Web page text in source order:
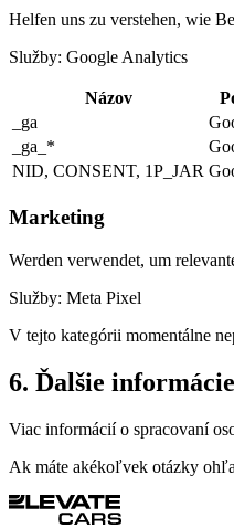
Helfen uns zu verstehen, wie
Služby: Google Analytics
Názov
_ga
_ga_*
NID, CONSENT, 1P_JAR
Marketing
Werden verwendet, um
Služby: Meta Pixel
V tejto kategórii momentálne
6. Ďalšie informácie
Viac informácií o spracovaní
Ak máte akékoľvek otázky